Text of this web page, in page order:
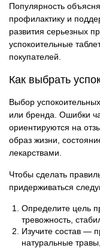
Популярность
профилактику и
развития серьезных
успокоительные
покупателей.
Как выбрать
Выбор
или бренда. Ошибки
ориентируются на
образ жизни,
лекарствами.
Чтобы сделать
придерживаться
Определите цель
тревожность,
Изучите состав —
натуральные